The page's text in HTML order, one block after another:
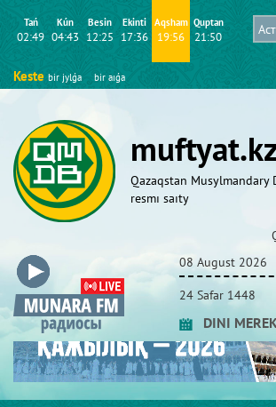
Tań
02:49
Kún
04:43
Besіn
12:25
Ekіntі
17:36
Aqsham
19:56
Quptan
21:50
Keste bіr jylǵa bіr aıǵa
Qazaqstan Musylmandary
resmı saıty
08 August 2026
24 Safar 1448
DINI